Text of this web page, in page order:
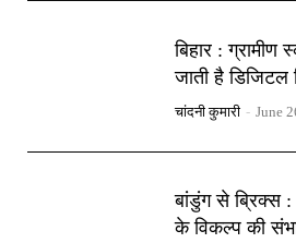
बिहार : ग्रामीण
जाती है डिजिटल
चांदनी कुमारी - June
बांडुंग से ब्रिक्स :
के विकल्प की